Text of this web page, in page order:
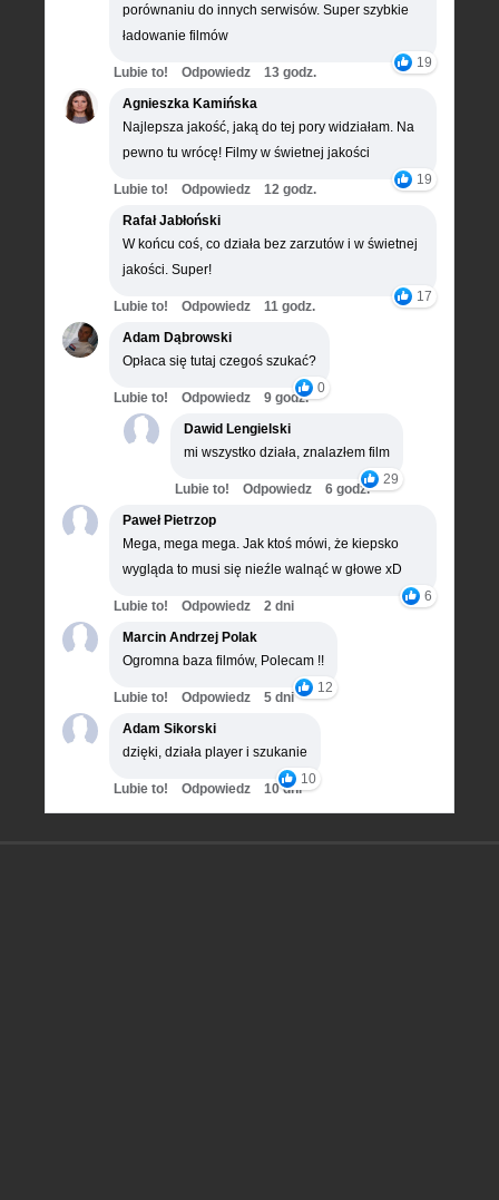
porównaniu do innych serwisów. Super szybkie
ładowanie filmów
19
Lubie to! Odpowiedz
13 godz.
Agnieszka Kamińska
Najlepsza jakość, jaką do tej pory widziałam. Na
pewno tu wrócę! Filmy w świetnej jakości
19
Lubie to! Odpowiedz
12 godz.
Rafał Jabłoński
W końcu coś, co działa bez zarzutów i w świetnej
jakości. Super!
17
Lubie to! Odpowiedz
11 godz.
Adam Dąbrowski
Opłaca się tutaj czegoś szukać?
0
Lubie to! Odpowiedz
9 godz.
Dawid Lengielski
mi wszystko działa, znalazłem film
29
Lubie to! Odpowiedz
6 godz.
Paweł Pietrzop
Mega, mega mega. Jak ktoś mówi, że kiepsko
wygląda to musi się nieźle walnąć w głowe xD
6
Lubie to! Odpowiedz
2 dni
Marcin Andrzej Polak
Ogromna baza filmów, Polecam !!
12
Lubie to! Odpowiedz
5 dni
Adam Sikorski
dzięki, działa player i szukanie
10
Lubie to! Odpowiedz 10 dni